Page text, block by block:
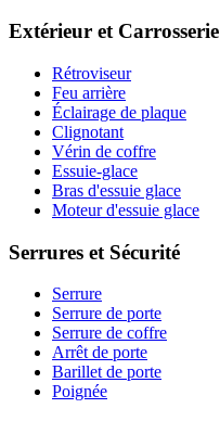
Extérieur et Carrosserie
Rétroviseur
Feu arrière
Éclairage de plaque
Clignotant
Vérin de coffre
Essuie-glace
Bras d'essuie glace
Moteur d'essuie glace
Serrures et Sécurité
Serrure
Serrure de porte
Serrure de coffre
Arrêt de porte
Barillet de porte
Poignée